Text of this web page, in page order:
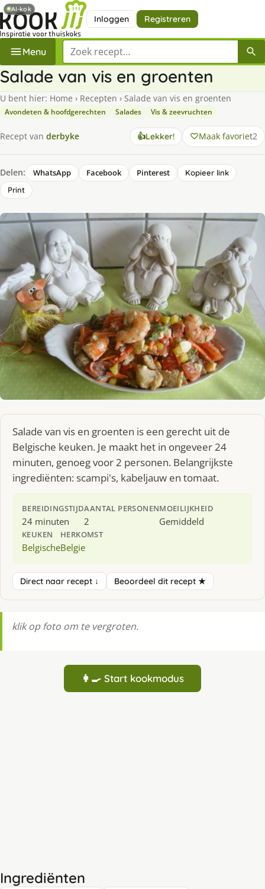
Inloggen Registreren
Menu Zoek een recept
Salade van vis en groenten
U bent hier: Home › Recepten › Salade van vis en groenten
Avondeten & hoofdgerechten Salades Vis & zeevruchten
Recept van derbyke 👍Lekker! Maak favoriet2
Delen: WhatsApp Facebook Pinterest
Kopieer link
Print
Salade van vis en groenten is een gerecht uit de
Belgische keuken. Je maakt het in ongeveer 24
minuten, genoeg voor 2 personen. Belangrijkste
ingrediënten: scampi's, kabeljauw en tomaat.
BEREIDINGSTIJD
24 minuten
AANTAL PERSONEN
2
MOEILIJKHEID
Gemiddeld
KEUKEN
Belgische
HERKOMST
Belgie
Direct naar recept ↓ Beoordeel dit recept ★
klik op foto om te vergroten.
👩‍🍳 Start kookmodus
Ingrediënten
AI-kok